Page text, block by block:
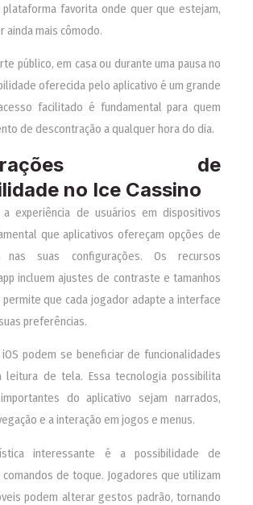
plataforma favorita onde quer que estejam,
ainda mais cômodo.
público, em casa ou durante uma pausa no
oferecida pelo aplicativo é um grande
facilitado é fundamental para quem
de descontração a qualquer hora do dia.
de
no Ice Cassino
a experiência de usuários em dispositivos
que aplicativos ofereçam opções de
nas suas configurações. Os recursos
incluem ajustes de contraste e tamanhos
que cada jogador adapte a interface
preferências.
podem se beneficiar de funcionalidades
leitura de tela. Essa tecnologia possibilita
do aplicativo sejam narrados,
e a interação em jogos e menus.
interessante é a possibilidade de
de toque. Jogadores que utilizam
podem alterar gestos padrão, tornando